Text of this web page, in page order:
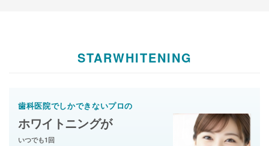
STARWHITENING
歯科医院でしかできないプロの
ホワイトニングが
いつでも1回